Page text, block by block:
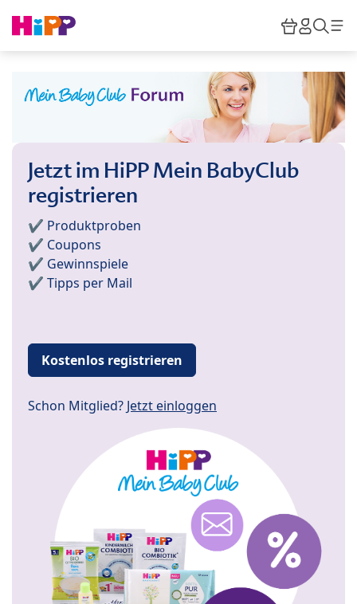
HiPP
Jetzt im HiPP Mein BabyClub
registrieren
✔️ Produktproben
✔️ Coupons
✔️ Gewinnspiele
✔️ Tipps per Mail
Kostenlos registrieren
Schon Mitglied? Jetzt einloggen